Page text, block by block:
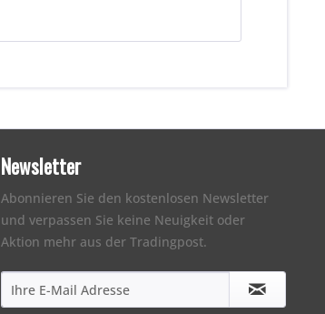
Newsletter
Abonnieren Sie den kostenlosen Newsletter
und verpassen Sie keine Neuigkeit oder
Aktion mehr aus der Tradingpost.